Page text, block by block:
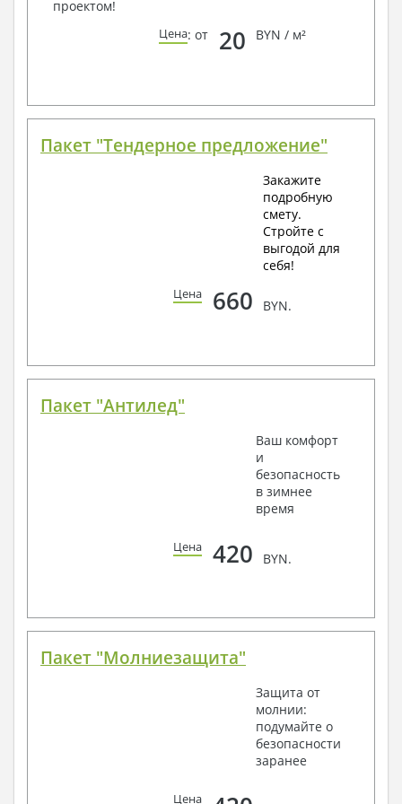
проектом!
Цена: от 20 BYN / м²
Пакет "Тендерное предложение"
Закажите
подробную
смету.
Стройте с
выгодой для
себя!
Цена 660 BYN.
Пакет "Антилед"
Ваш комфорт
и
безопасность
в зимнее
время
Цена 420 BYN.
Пакет "Молниезащита"
Защита от
молнии:
подумайте о
безопасности
заранее
Цена